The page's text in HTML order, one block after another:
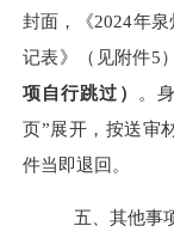
封面，《2024年泉
记表》（见附件5
项自行跳过）
。
页”展开，按送审
件当即退回。
五、其他事